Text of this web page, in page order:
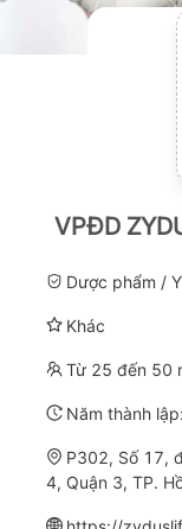
VPĐD
Dược phẩm /
Khác
Từ 25 đến 50
Năm thành lập:
P302, Số 17,
4, Quận 3, TP.